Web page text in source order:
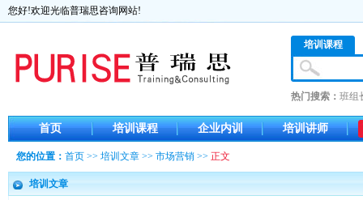
您好!欢迎光临普瑞思咨询网站!
培训课程
热门搜索： 班组
首页 培训课程 企业内训 培训讲师
您的位置： 首页 >> 培训文章 >> 市场营销 >> 正文
培训文章